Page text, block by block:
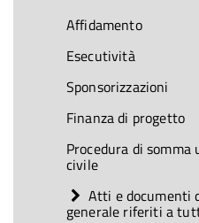
Affidamento
Esecutività
Sponsorizzazioni
Finanza di progetto
Procedura di
civile
Atti e documenti
generale riferiti a